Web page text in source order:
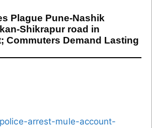
Plague Pune-Nashik
Shikrapur road in
Commuters Demand Lasting